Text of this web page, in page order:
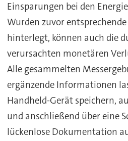
Einsparungen bei den
Wurden zuvor
hinterlegt, können auch die
verursachten monetären
Alle gesammelten
ergänzende Informationen
Handheld-Gerät speichern,
und anschließend über eine
lückenlose Dokumentation